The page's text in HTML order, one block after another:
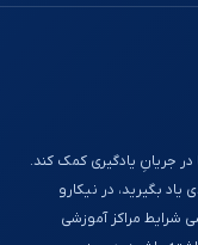
جریانِ یادگیری کمک کند.
بگیرید، در نیکارو
شرایط مراکز آموزشی